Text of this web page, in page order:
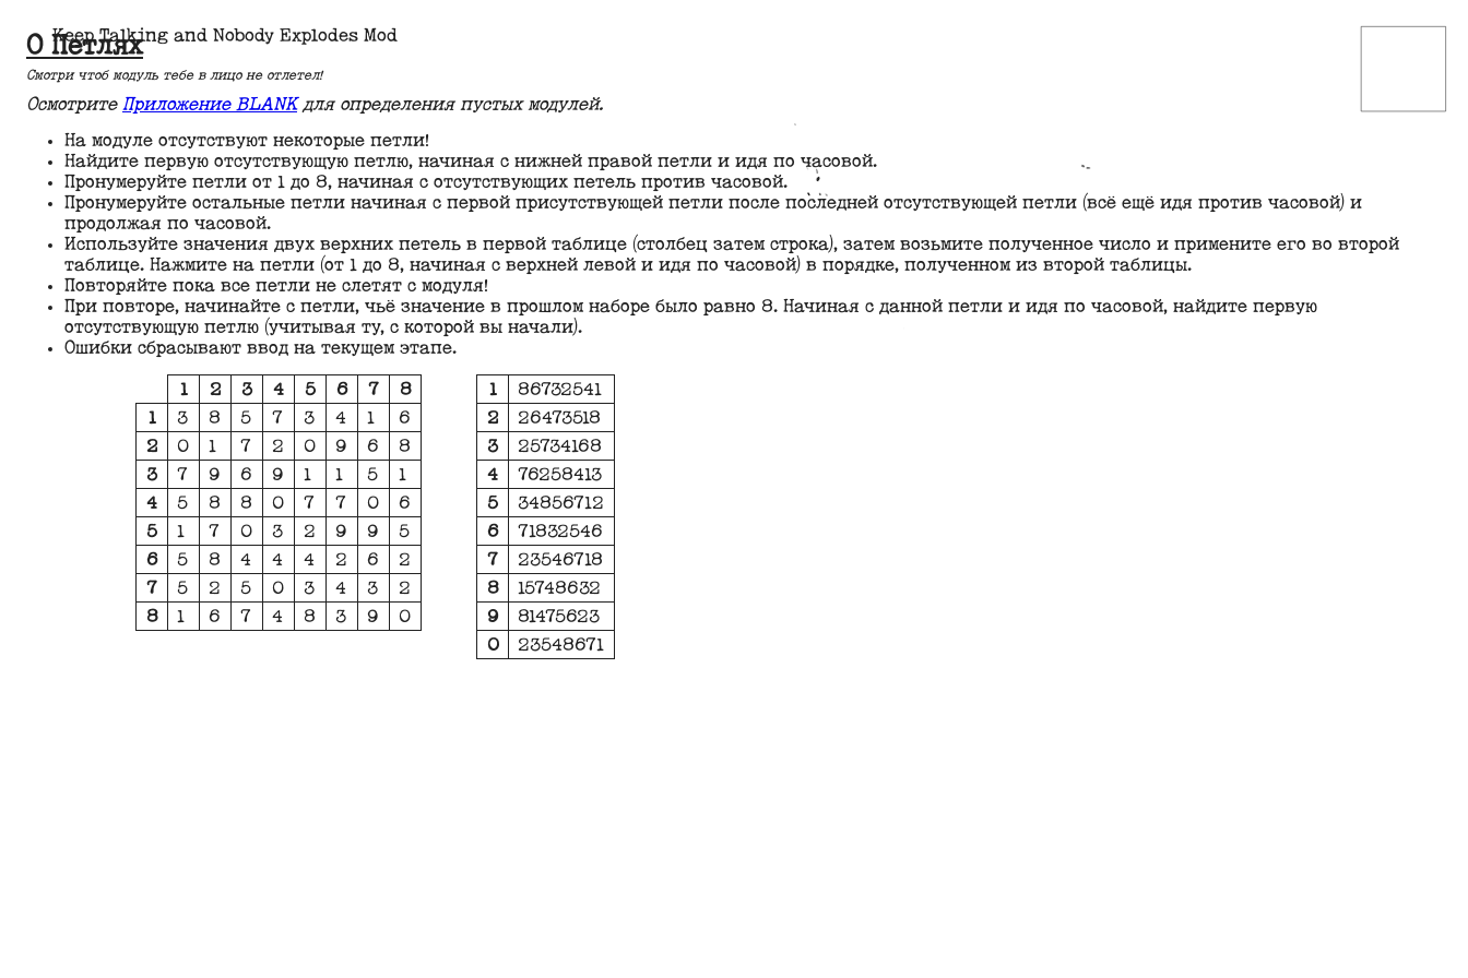
Keep Talking and Nobody Explodes Mod
О Петлях
Смотри чтоб модуль тебе в лицо не отлетел!
Осмотрите Приложение BLANKдля определения пустых модулей.
На модуле отсутствуют некоторые петли!
Найдите первую отсутствующую петлю, начиная с нижней правой петли и идя по часовой.
Пронумеруйте петли от 1 до 8, начиная с отсутствующих петель против часовой.
Пронумеруйте остальные петли начиная с первой присутствующей петли после последней отсутствующей петли (всё ещё идя против часовой) и
продолжая по часовой.
Используйте значения двух верхних петель в первой таблице (столбец затем строка), затем возьмите полученное число и примените его во второй
таблице. Нажмите на петли (от 1 до 8, начиная с верхней левой и идя по часовой) в порядке, полученном из второй таблицы.
Повторяйте пока все петли не слетят с модуля!
При повторе, начинайте с петли, чьё значение в прошлом наборе было равно 8. Начиная с данной петли и идя по часовой, найдите первую
отсутствующую петлю (учитывая ту, с которой вы начали).
Ошибки сбрасывают ввод на текущем этапе.
1 2 3 4 5 6 7
8
1
3 8 5 7 3 4 1
6
2
0 1 7 2 0 9 6
8
3
7 9 6 9 1 1 5
1
4
5 8 8 0 7 7 0
6
5
1 7 0 3 2 9 9
5
6
5 8 4 4 4 2 6
2
7
5 2 5 0 3 4 3
2
8
1 6 7 4 8 3 9 0
1
86732541
2
26473518
3
25734168
4
76258413
5
34856712
6
71832546
7
23546718
8
15748632
9
81475623
0
23548671